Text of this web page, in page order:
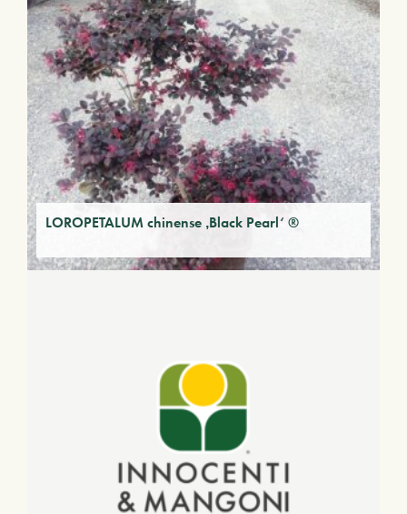
LOROPETALUM chinense ‚Black Pearl‘ ®